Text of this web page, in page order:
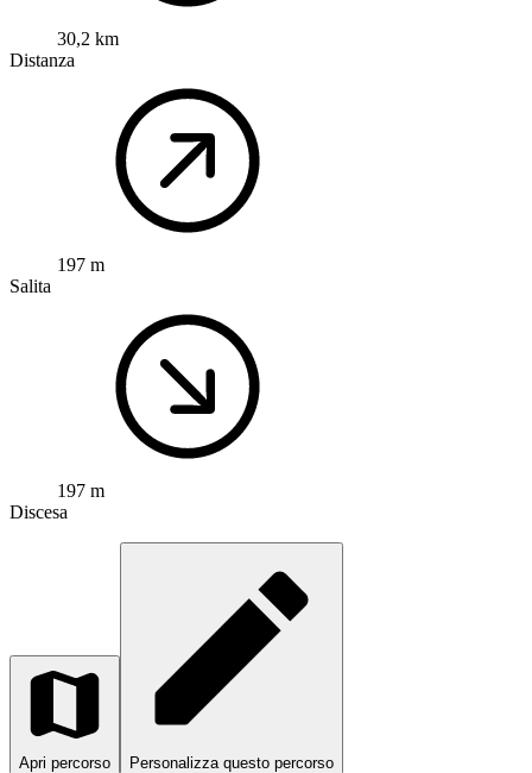
30,2 km
Distanza
197 m
Salita
197 m
Discesa
Apri percorso Personalizza questo percorso